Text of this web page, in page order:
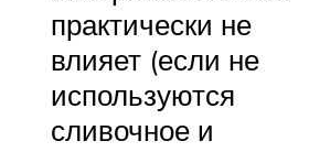
практически не
влияет (если не
используются
сливочное и